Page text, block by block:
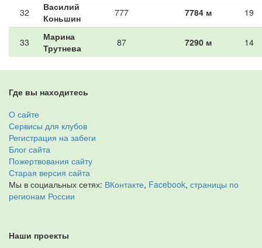
32
Василий
Коньшин
777 7784 м 19
33
Марина
Трутнева
87 7290 м 14
Где вы находитесь
О сайте
Сервисы для клубов
Регистрация на забеги
Блог сайта
Пожертвования сайту
Старая версия сайта
Мы в социальных сетях: ВКонтакте, Facebook, страницы по
регионам России
Наши проекты